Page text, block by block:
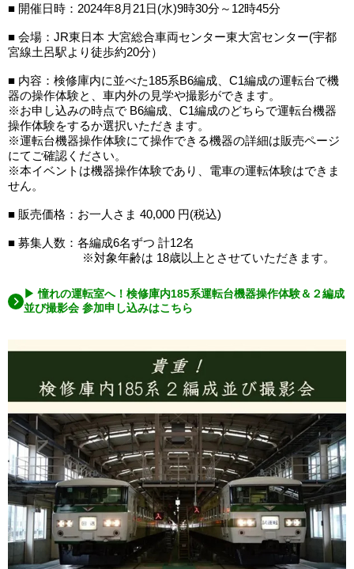
■ 開催日時：2024年8月21日(水)9時30分～12時45分
■ 会場：JR東日本 大宮総合車両センター東大宮センター(宇都
宮線土呂駅より徒歩約20分）
■ 内容：検修庫内に並べた185系B6編成、C1編成の運転台で機
器の操作体験と、車内外の見学や撮影ができます。
※お申し込みの時点で B6編成、C1編成のどちらで運転台機器
操作体験をするか選択いただきます。
※運転台機器操作体験にて操作できる機器の詳細は販売ページ
にてご確認ください。
※本イベントは機器操作体験であり、電車の運転体験はできま
せん。
■ 販売価格：お一人さま 40,000 円(税込)
■ 募集人数：各編成6名ずつ 計12名
※対象年齢は 18歳以上とさせていただきます。
▶ 憧れの運転室へ！検修庫内185系運転台機器操作体験＆２編成
並び撮影会 参加申し込みはこちら